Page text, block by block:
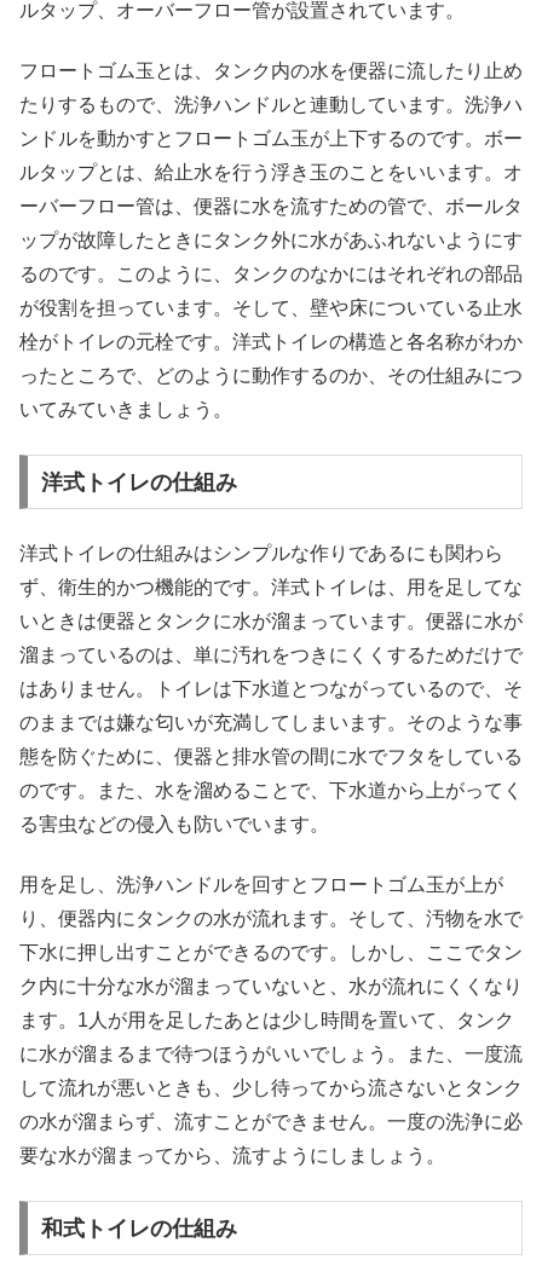
ルタップ、オーバーフロー管が設置されています。
フロートゴム玉とは、タンク内の水を便器に流したり止め
たりするもので、洗浄ハンドルと連動しています。洗浄ハ
ンドルを動かすとフロートゴム玉が上下するのです。ボー
ルタップとは、給止水を行う浮き玉のことをいいます。オ
ーバーフロー管は、便器に水を流すための管で、ボールタ
ップが故障したときにタンク外に水があふれないようにす
るのです。このように、タンクのなかにはそれぞれの部品
が役割を担っています。そして、壁や床についている止水
栓がトイレの元栓です。洋式トイレの構造と各名称がわか
ったところで、どのように動作するのか、その仕組みにつ
いてみていきましょう。
洋式トイレの仕組み
洋式トイレの仕組みはシンプルな作りであるにも関わら
ず、衛生的かつ機能的です。洋式トイレは、用を足してな
いときは便器とタンクに水が溜まっています。便器に水が
溜まっているのは、単に汚れをつきにくくするためだけで
はありません。トイレは下水道とつながっているので、そ
のままでは嫌な匂いが充満してしまいます。そのような事
態を防ぐために、便器と排水管の間に水でフタをしている
のです。また、水を溜めることで、下水道から上がってく
る害虫などの侵入も防いでいます。
用を足し、洗浄ハンドルを回すとフロートゴム玉が上が
り、便器内にタンクの水が流れます。そして、汚物を水で
下水に押し出すことができるのです。しかし、ここでタン
ク内に十分な水が溜まっていないと、水が流れにくくなり
ます。1人が用を足したあとは少し時間を置いて、タンク
に水が溜まるまで待つほうがいいでしょう。また、一度流
して流れが悪いときも、少し待ってから流さないとタンク
の水が溜まらず、流すことができません。一度の洗浄に必
要な水が溜まってから、流すようにしましょう。
和式トイレの仕組み